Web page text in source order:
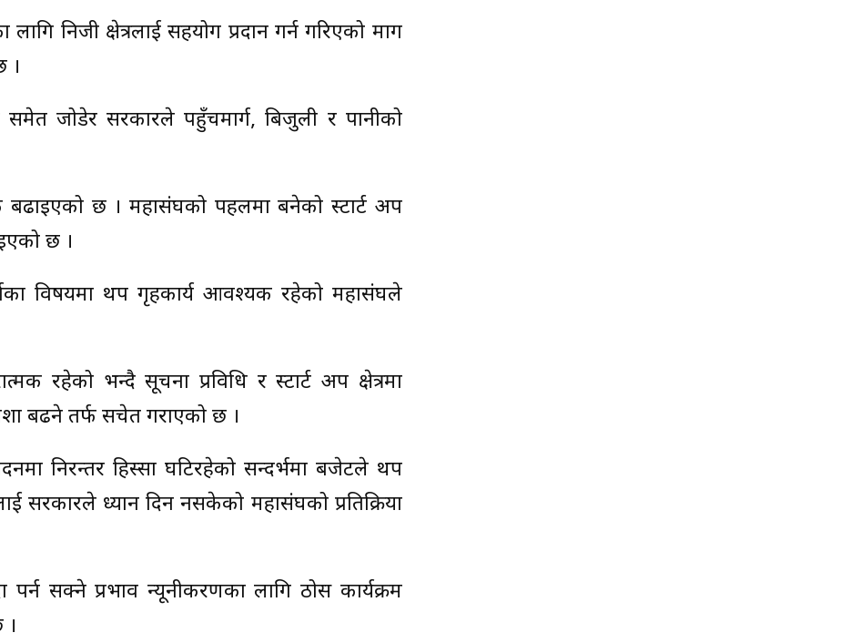
निजी क्षेत्रलाई सहयोग प्रदान गर्न गरिएको माग
।
समेत जोडेर सरकारले पहुँचमार्ग, बिजुली र पानीको
छ । महासंघको पहलमा बनेको स्टार्ट अप
छ ।
विषयमा थप गृहकार्य आवश्यक रहेको महासंघले
रहेको भन्दै सूचना प्रविधि र स्टार्ट अप क्षेत्रमा
बढने तर्फ सचेत गराएको छ ।
निरन्तर हिस्सा घटिरहेको सन्दर्भमा बजेटले थप
सरकारले ध्यान दिन नसकेको महासंघको प्रतिक्रिया
सक्ने प्रभाव न्यूनीकरणका लागि ठोस कार्यक्रम